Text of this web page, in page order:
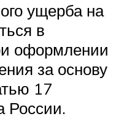
ущерба на
в
оформлении
за основу
17
России.